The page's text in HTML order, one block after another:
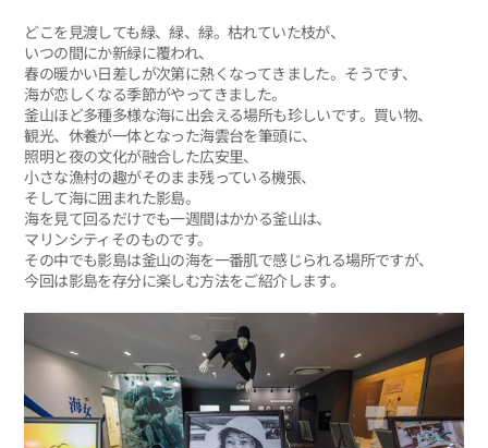
どこを見渡しても緑、緑、緑。枯れていた枝が、
いつの間にか新緑に覆われ、
春の暖かい日差しが次第に熱くなってきました。そうです、
海が恋しくなる季節がやってきました。
釜山ほど多種多様な海に出会える場所も珍しいです。買い物、
観光、休養が一体となった海雲台を筆頭に、
照明と夜の文化が融合した広安里、
小さな漁村の趣がそのまま残っている機張、
そして海に囲まれた影島。
海を見て回るだけでも一週間はかかる釜山は、
マリンシティそのものです。
その中でも影島は釜山の海を一番肌で感じられる場所ですが、
今回は影島を存分に楽しむ方法をご紹介します。